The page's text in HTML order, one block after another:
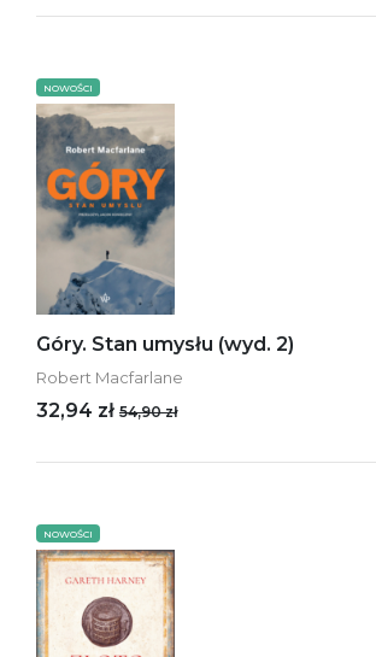
NOWOŚCI
Góry. Stan umysłu (wyd. 2)
Robert Macfarlane
32,94 zł 54,90 zł
NOWOŚCI